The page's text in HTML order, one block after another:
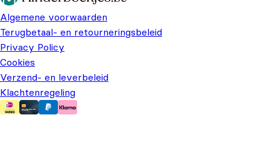
Algemene voorwaarden
Terugbetaal- en retourneringsbeleid
Privacy Policy
Cookies
Verzend- en leverbeleid
Klachtenregeling